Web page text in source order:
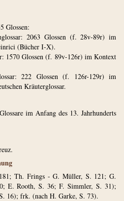
Glossen:
2063 Glossen (f. 28v-89r) im
(Bücher I-X).
1570 Glossen (f. 89v-126r) im Kontext
222 Glossen (f. 126r-129r) im
Kräuterglossar.
im Anfang des 13. Jahrhunderts
Th. Frings - G. Müller, S. 121; G.
E. Rooth, S. 36; F. Simmler, S. 31);
16); frk. (nach H. Garke, S. 73).